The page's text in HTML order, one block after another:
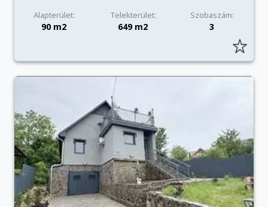
Alapterület: Telekterület: Szobaszám:
90 m2 649 m2 3